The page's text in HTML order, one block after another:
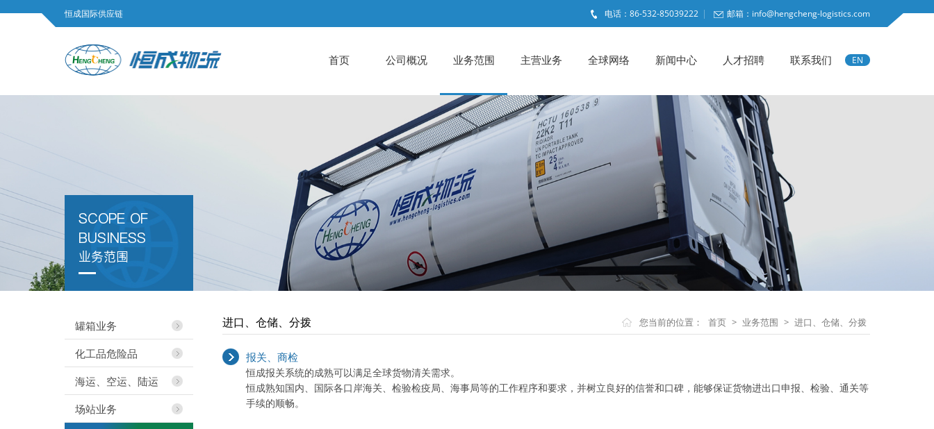
恒成国际供应链 电话：86-532-85039222 邮箱：info@hengcheng-logistics.com
EN
首页 公司概况 业务范围 主营业务 全球网络 新闻中心 人才招聘 联系我们
SCOPE OF
BUSINESS
业务范围
罐箱业务
化工品危险品
海运、空运、陆运
场站业务
进口、仓储、分拨 您当前的位置： 首页 > 业务范围 > 进口、仓储、分拨
报关、商检
恒成报关系统的成熟可以满足全球货物清关需求。
恒成熟知国内、国际各口岸海关、检验检疫局、海事局等的工作程序和要求，并树立良好的信誉和口碑，能够保证货物进出口申报、检验、通关等
手续的顺畅。